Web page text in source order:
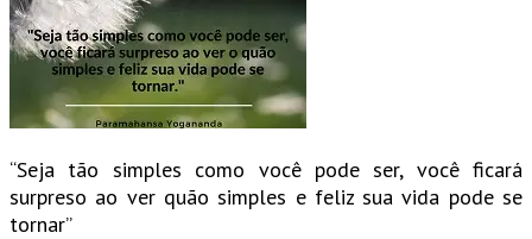
“Seja tão simples como você pode ser, você ficará
surpreso ao ver quão simples e feliz sua vida pode se
tornar”